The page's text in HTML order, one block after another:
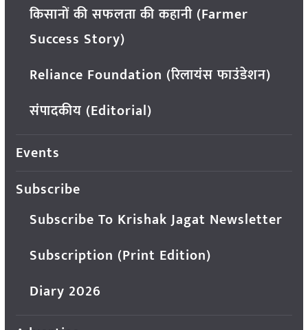
किसानों की सफलता की कहानी (Farmer
Success Story)
Reliance Foundation (रिलायंस फाउंडेशन)
संपादकीय (Editorial)
Events
Subscribe
Subscribe To Krishak Jagat Newsletter
Subscription (Print Edition)
Diary 2026